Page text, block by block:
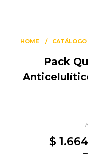
HOME CATÁLOGO
Pack
$ 1.664